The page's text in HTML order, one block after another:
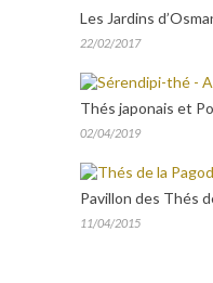
Les Jardins
22/02/2017
Thés japonais et
02/04/2019
Pavillon des Thés
11/04/2015